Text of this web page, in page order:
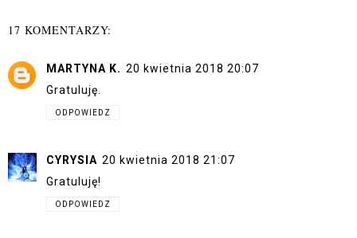
17 KOMENTARZY:
MARTYNA K. 20 kwietnia 2018 20:07
Gratuluję.
ODPOWIEDZ
CYRYSIA 20 kwietnia 2018 21:07
Gratuluję!
ODPOWIEDZ